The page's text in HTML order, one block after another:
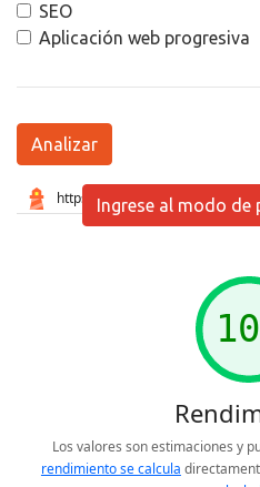
SEO
Aplicación web progresiva
Analizar
Ingrese al modo de